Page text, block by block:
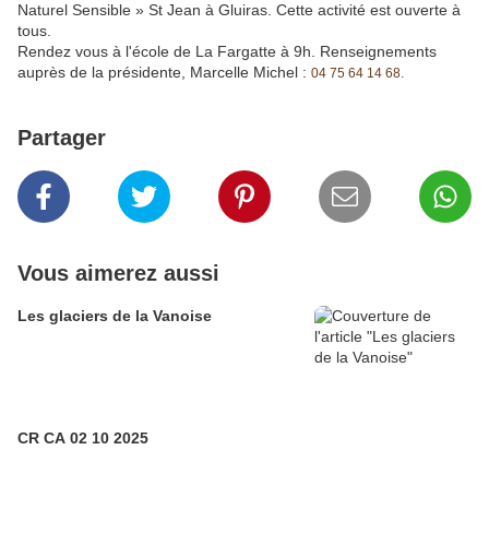
Naturel Sensible » St Jean à Gluiras. Cette activité est ouverte à
tous.
Rendez vous à l'école de La Fargatte à 9h. Renseignements
auprès de la présidente, Marcelle Michel : 04 75 64 14 68.
Partager
Vous aimerez aussi
Les glaciers de la Vanoise
CR CA 02 10 2025